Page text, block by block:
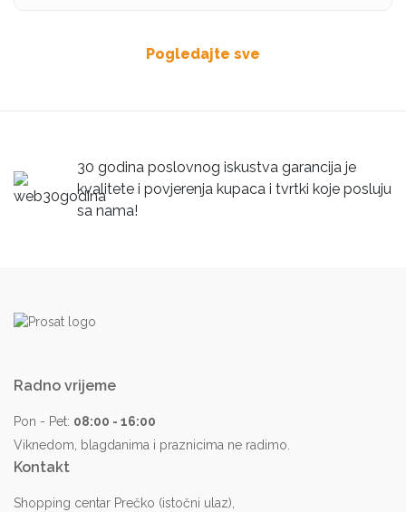
Pogledajte sve
30 godina poslovnog iskustva garancija je
kvalitete i povjerenja kupaca i tvrtki koje posluju
sa nama!
Radno vrijeme
Pon - Pet: 08:00 - 16:00
Viknedom, blagdanima i praznicima ne radimo.
Kontakt
Shopping centar Prečko (istočni ulaz),